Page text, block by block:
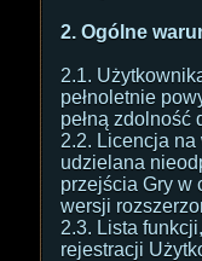
2. Ogólne
2.1.
pełnoletnie
pełną zdolność
2.2. Licencja
udzielana
przejścia Gry w
wersji
2.3. Lista
rejestracji